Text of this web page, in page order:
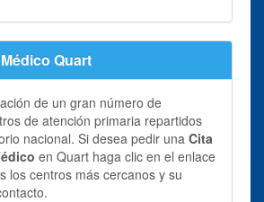
Quart
de un gran número de
de atención primaria repartidos
nacional. Si desea pedir una Cita
en Quart haga clic en el enlace
los centros más cercanos y su